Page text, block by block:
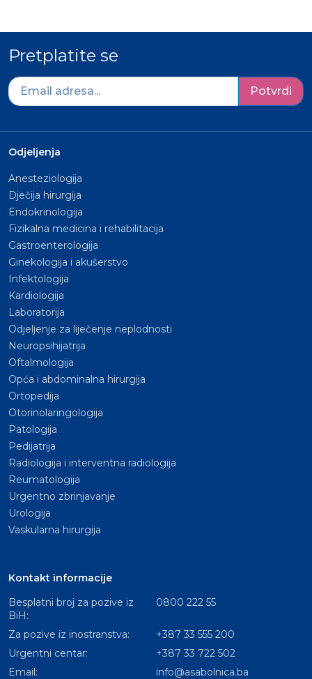
Pretplatite se
Potvrdi
Odjeljenja
Anesteziologija
Dječija hirurgija
Endokrinologija
Fizikalna medicina i rehabilitacija
Gastroenterologija
Ginekologija i akušerstvo
Infektologija
Kardiologija
Laboratorija
Odjeljenje za liječenje neplodnosti
Neuropsihijatrija
Oftalmologija
Opća i abdominalna hirurgija
Ortopedija
Otorinolaringologija
Patologija
Pedijatrija
Radiologija i interventna radiologija
Reumatologija
Urgentno zbrinjavanje
Urologija
Vaskularna hirurgija
Kontakt informacije
Besplatni broj za pozive iz
BiH:
0800 222 55
Za pozive iz inostranstva:
+387 33 555 200
Urgentni centar:
+387 33 722 502
Email:
info@asabolnica.ba